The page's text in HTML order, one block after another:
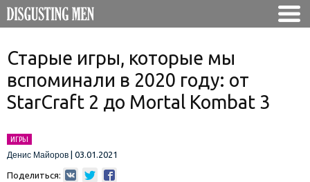
Старые игры, которые мы
вспоминали в 2020 году: от
StarCraft 2 до Mortal Kombat 3
ИГРЫ
Денис Майоров
03.01.2021
Поделиться: